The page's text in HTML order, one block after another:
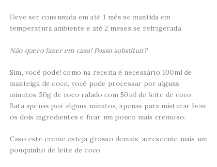
Deve ser consumida em até 1 mês se mantida em
temperatura ambiente e até 2 meses se refrigerada.
Não quero fazer em casa! Posso substituir?
Sim, você pode! como na receita é necessário 100ml de
manteiga de coco, você pode processar por alguns
minutos 50g de coco ralado com 50ml de leite de coco.
Bata apenas por alguns minutos, apenas para misturar bem
os dois ingredientes e ficar um pouco mais cremoso.
Caso este creme esteja grosso demais, acrescente mais um
pouquinho de leite de coco.